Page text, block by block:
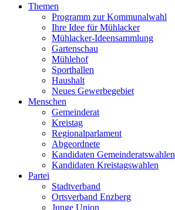
Themen
Programm zur Kommunalwahl
Ihre Idee für Mühlacker
Mühlacker-Ideensammlung
Gartenschau
Mühlehof
Sporthallen
Haushalt
Neues Gewerbegebiet
Menschen
Gemeinderat
Kreistag
Regionalparlament
Abgeordnete
Kandidaten Gemeinderatswahlen
Kandidaten Kreistagswahlen
Partei
Stadtverband
Ortsverband Enzberg
Junge Union